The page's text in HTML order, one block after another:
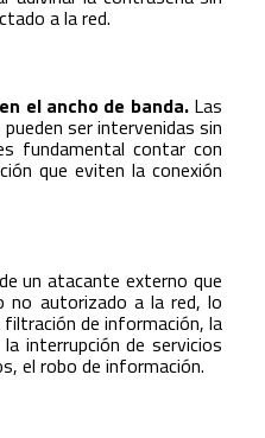
a la red.
el ancho de banda.Las
ser intervenidas sin
fundamental contar con
que eviten la conexión
un atacante externo que
no autorizado a la red, lo
filtración de información, la
interrupción de servicios
el robo de información.